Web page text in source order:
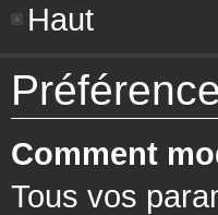
Haut
Comment
Tous vos